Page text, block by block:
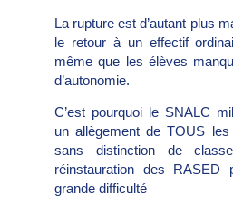
La rupture est d’autant plus
le retour à un effectif
même que les élèves
d’autonomie.
C’est pourquoi le SNALC
un allègement de TOUS
sans distinction de
réinstauration des
grande difficulté